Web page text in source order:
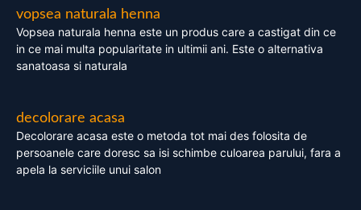
vopsea naturala henna
Vopsea naturala henna este un produs care a castigat din ce
in ce mai multa popularitate in ultimii ani. Este o alternativa
sanatoasa si naturala
decolorare acasa
Decolorare acasa este o metoda tot mai des folosita de
persoanele care doresc sa isi schimbe culoarea parului, fara a
apela la serviciile unui salon